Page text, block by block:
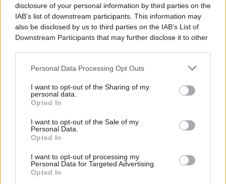
disclosure of your personal information by third parties on the
IAB’s list of downstream participants. This information may
also be disclosed by us to third parties on the IAB’s List of
Downstream Participants that may further disclose it to other
Personal Data Processing Opt Outs
I want to opt-out of the Sharing of my
personal data.
Opted In
I want to opt-out of the Sale of my
Personal Data.
Opted In
I want to opt-out of processing my
Personal Data for Targeted Advertising.
Opted In
παρούσα σύνθεση της μπάντας, θα συναντήσει κανείς
και τον υπέροχο Nick Oliveri (Queens of the Stone Age,
Kyuss – εδώ με το προσωνύμιο Rex
Everything), μία από τις πιο χαρακτηριστικές φιγούρες
το χάος και την ενέργεια της μπάντας.
Τα πάντα γύρω αλλάζουν, αλλά η αποστολή των
Dwarves παραμένει ίδια: μικρά, in-your-face
δίχως έλεος, από μια μπάντα που δεν έχει τίποτα να
χάσει, σε live εμπειρίες που δεν μοιάζουν με τίποτα
Αθήνα, με τον ίδιο τρόπο που το κάνουν πάντα:
δυνατά, γρήγορα και απέριττα! Όσοι ξέρουν, ξέρουν.